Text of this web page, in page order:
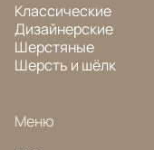
Классические
Дизайнерские
Шерстяные
Шерсть и шёлк
Меню